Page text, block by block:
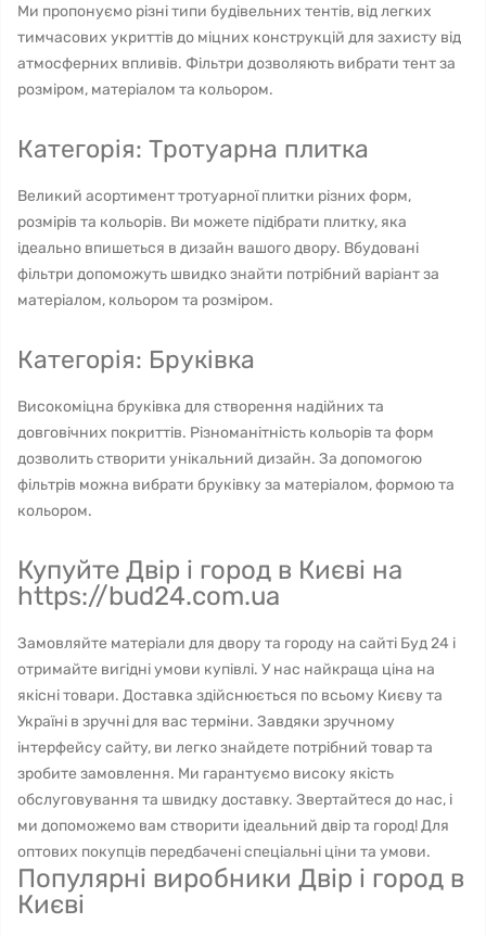
Ми пропонуємо різні типи будівельних тентів, від легких
тимчасових укриттів до міцних конструкцій для захисту від
атмосферних впливів. Фільтри дозволяють вибрати тент за
розміром, матеріалом та кольором.
Категорія: Тротуарна плитка
Великий асортимент тротуарної плитки різних форм,
розмірів та кольорів. Ви можете підібрати плитку, яка
ідеально впишеться в дизайн вашого двору. Вбудовані
фільтри допоможуть швидко знайти потрібний варіант за
матеріалом, кольором та розміром.
Категорія: Бруківка
Високоміцна бруківка для створення надійних та
довговічних покриттів. Різноманітність кольорів та форм
дозволить створити унікальний дизайн. За допомогою
фільтрів можна вибрати бруківку за матеріалом, формою та
кольором.
Купуйте Двір і город в Києві на
https://bud24.com.ua
Замовляйте матеріали для двору та городу на сайті Буд 24 і
отримайте вигідні умови купівлі. У нас найкраща ціна на
якісні товари. Доставка здійснюється по всьому Києву та
Україні в зручні для вас терміни. Завдяки зручному
інтерфейсу сайту, ви легко знайдете потрібний товар та
зробите замовлення. Ми гарантуємо високу якість
обслуговування та швидку доставку. Звертайтеся до нас, і
ми допоможемо вам створити ідеальний двір та город! Для
оптових покупців передбачені спеціальні ціни та умови.
Популярні виробники Двір і город в
Києві